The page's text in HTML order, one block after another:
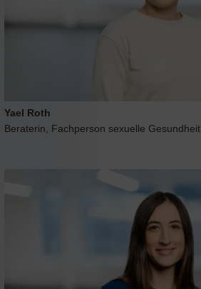
Yael Roth
Beraterin, Fachperson sexuelle Gesundheit